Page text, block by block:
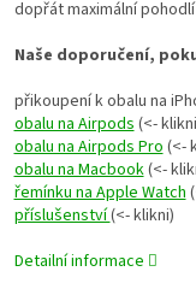
dopřát maximální
Naše doporučení,
přikoupení k obalu na
obalu na Airpods(<-
obalu na Airpods Pro(<-
obalu na Macbook(<-
řemínku na Apple Watch
příslušenství(<- klikni)
Detailní informace